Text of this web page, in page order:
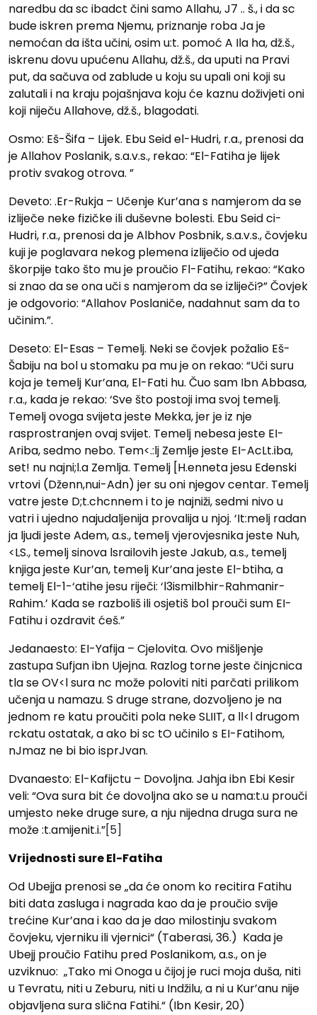
naredbu da sc ibadct čini samo Allahu, J7 .. š., i da sc
bude iskren prema Njemu, priznanje roba Ja je
nemoćan da išta učini, osim u:t. pomoć A Ila ha, dž.š.,
iskrenu dovu upućenu Allahu, dž.š., da uputi na Pravi
put, da sačuva od zablude u koju su upali oni koji su
zalutali i na kraju pojašnjava koju će kaznu doživjeti oni
koji niječu Allahove, dž.š., blagodati.
Osmo: Eš-Šifa – Lijek. Ebu Seid el-Hudri, r.a., prenosi da
je Allahov Poslanik, s.a.v.s., rekao: “El-Fatiha je lijek
protiv svakog otrova. ”
Deveto: .Er-Rukja – Učenje Kur’ana s namjerom da se
izliječe neke fizičke ili duševne bolesti. Ebu Seid ci-
Hudri, r.a., prenosi da je Albhov Posbnik, s.a.v.s., čovjeku
kuji je poglavara nekog plemena izliječio od ujeda
škorpije tako što mu je proučio Fl-Fatihu, rekao: “Kako
si znao da se ona uči s namjerom da se izliječi?” Čovjek
je odgovorio: “Allahov Poslaniče, nadahnut sam da to
učinim.”.
Deseto: El-Esas – Temelj. Neki se čovjek požalio Eš-
Šabiju na bol u stomaku pa mu je on rekao: “Uči suru
koja je temelj Kur’ana, El-Fati hu. Čuo sam Ibn Abbasa,
r.a., kada je rekao: ‘Sve što postoji ima svoj temelj.
Temelj ovoga svijeta jeste Mekka, jer je iz nje
rasprostranjen ovaj svijet. Temelj nebesa jeste EI-
Ariba, sedmo nebo. Tem<.:lj Zemlje jeste EI-AcLt.iba,
set! nu najni;l.a Zemlja. Temelj [H.enneta jesu Edenski
vrtovi (Dženn,nui-Adn) jer su oni njegov centar. Temelj
vatre jeste D;t.chcnnem i to je najniži, sedmi nivo u
vatri i ujedno najudaljenija provalija u njoj. ‘It:melj radan
ja ljudi jeste Adem, a.s., temelj vjerovjesnika jeste Nuh,
<LS., temelj sinova lsrailovih jeste Jakub, a.s., temelj
knjiga jeste Kur’an, temelj Kur’ana jeste El-btiha, a
temelj El-1-‘atihe jesu riječi: ‘l3ismilbhir-Rahmanir-
Rahim.’ Kada se razboliš ili osjetiš bol prouči sum EI-
Fatihu i ozdravit ćeš.”
Jedanaesto: EI-Yafija – Cjelovita. Ovo mišljenje
zastupa Sufjan ibn Ujejna. Razlog torne jeste činjcnica
tla se OV<l sura nc može poloviti niti parčati prilikom
učenja u namazu. S druge strane, dozvoljeno je na
jednom re katu proučiti pola neke SLIIT, a ll<l drugom
rckatu ostatak, a ako bi sc tO učinilo s EI-Fatihom,
nJmaz ne bi bio isprJvan.
Dvanaesto: El-Kafijctu – Dovoljna. Jahja ibn Ebi Kesir
veli: “Ova sura bit će dovoljna ako se u nama:t.u prouči
umjesto neke druge sure, a nju nijedna druga sura ne
može :t.amijenit.i.”[5]
Vrijednosti sure El-Fatiha
Od Ubejja prenosi se „da će onom ko recitira Fatihu
biti data zasluga i nagrada kao da je proučio svije
trećine Kur’ana i kao da je dao milostinju svakom
čovjeku, vjerniku ili vjernici“ (Taberasi, 36.) Kada je
Ubejj proučio Fatihu pred Poslanikom, a.s., on je
uzviknuo: „Tako mi Onoga u čijoj je ruci moja duša, niti
u Tevratu, niti u Zeburu, niti u Indžilu, a ni u Kur’anu nije
objavljena sura slična Fatihi.“ (Ibn Kesir, 20)